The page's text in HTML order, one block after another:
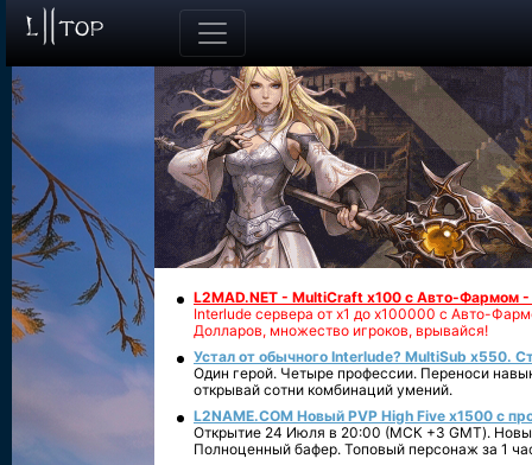
L2MAD.NET - MultiCraft x100 с Авто-Фармом
Interlude сервера от х1 до х100000 с Авто-
Долларов, множество игроков, врывайся!
Устал от обычного Interlude? MultiSub x550.
Один герой. Четыре профессии. Переноси
открывай сотни комбинаций умений.
L2NAME.COM Новый PVP High Five x1500 с
Открытие 24 Июля в 20:00 (МСК +3 GMT).
Полноценный бафер. Топовый персонаж за 1